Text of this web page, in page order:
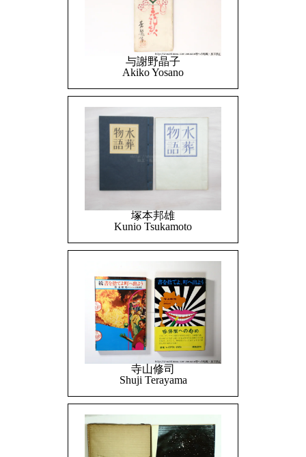
与謝野晶子
Akiko Yosano
塚本邦雄
Kunio Tsukamoto
寺山修司
Shuji Terayama